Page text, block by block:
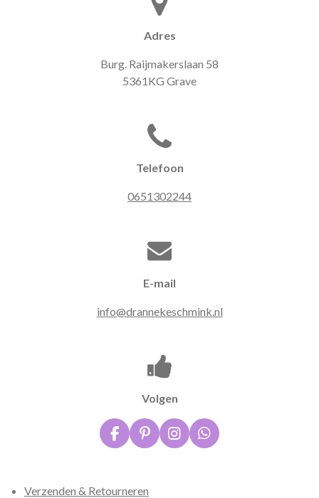
Adres
Burg. Raijmakerslaan 58
5361KG Grave
Telefoon
0651302244
E-mail
info@drannekeschmink.nl
Volgen
F
a
b
P
i
e
I
n
W
h
Verzenden & Retourneren